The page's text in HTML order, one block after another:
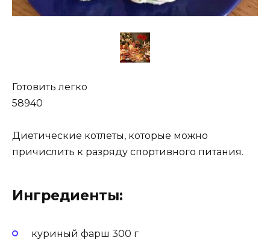
Готовить легко
58940
Диетические котлеты, которые можно
причислить к разряду спортивного питания.
Ингредиенты:
куриный фарш 300 г